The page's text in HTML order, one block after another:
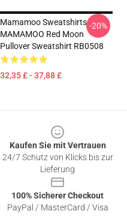
Mamamoo Sweatshirts -
MAMAMOO Red Moon
Pullover Sweatshirt RB0508
32,35 £ - 37,88 £
-20%
Kaufen Sie mit Vertrauen
24/7 Schutz von Klicks bis zur
Lieferung
100% Sicherer Checkout
PayPal / MasterCard / Visa